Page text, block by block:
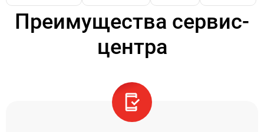
Преимущества сервис-
центра